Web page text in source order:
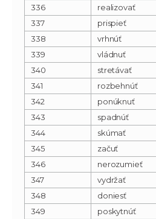
336
realizovať
337
prispieť
338
vrhnúť
339
vládnuť
340
stretávať
341
rozbehnúť
342
ponúknuť
343
spadnúť
344
skúmať
345
začuť
346
nerozumieť
347
vydržať
348
doniesť
349
poskytnúť